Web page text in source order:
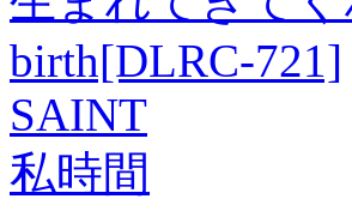
birth[DLRC-721]
SAINT
私時間